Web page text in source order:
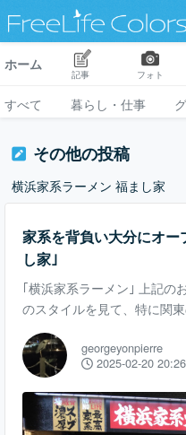
ホーム
記事 フォト
すべて 暮らし・仕事
その他の投稿
横浜家系ラーメン 福まし家
家系を背負い大分にオー
し家｣
｢横浜家系ラーメン｣ 上記の
のスタイルを見て、特に関
ですか？ そう、もともと人
きく広めた町田商店さんと
です笑 実はこのお店、町田
分県の会社が出した横浜家
タイルのラーメンは大分に
georgeyonpierre
2025-02-20 20:26